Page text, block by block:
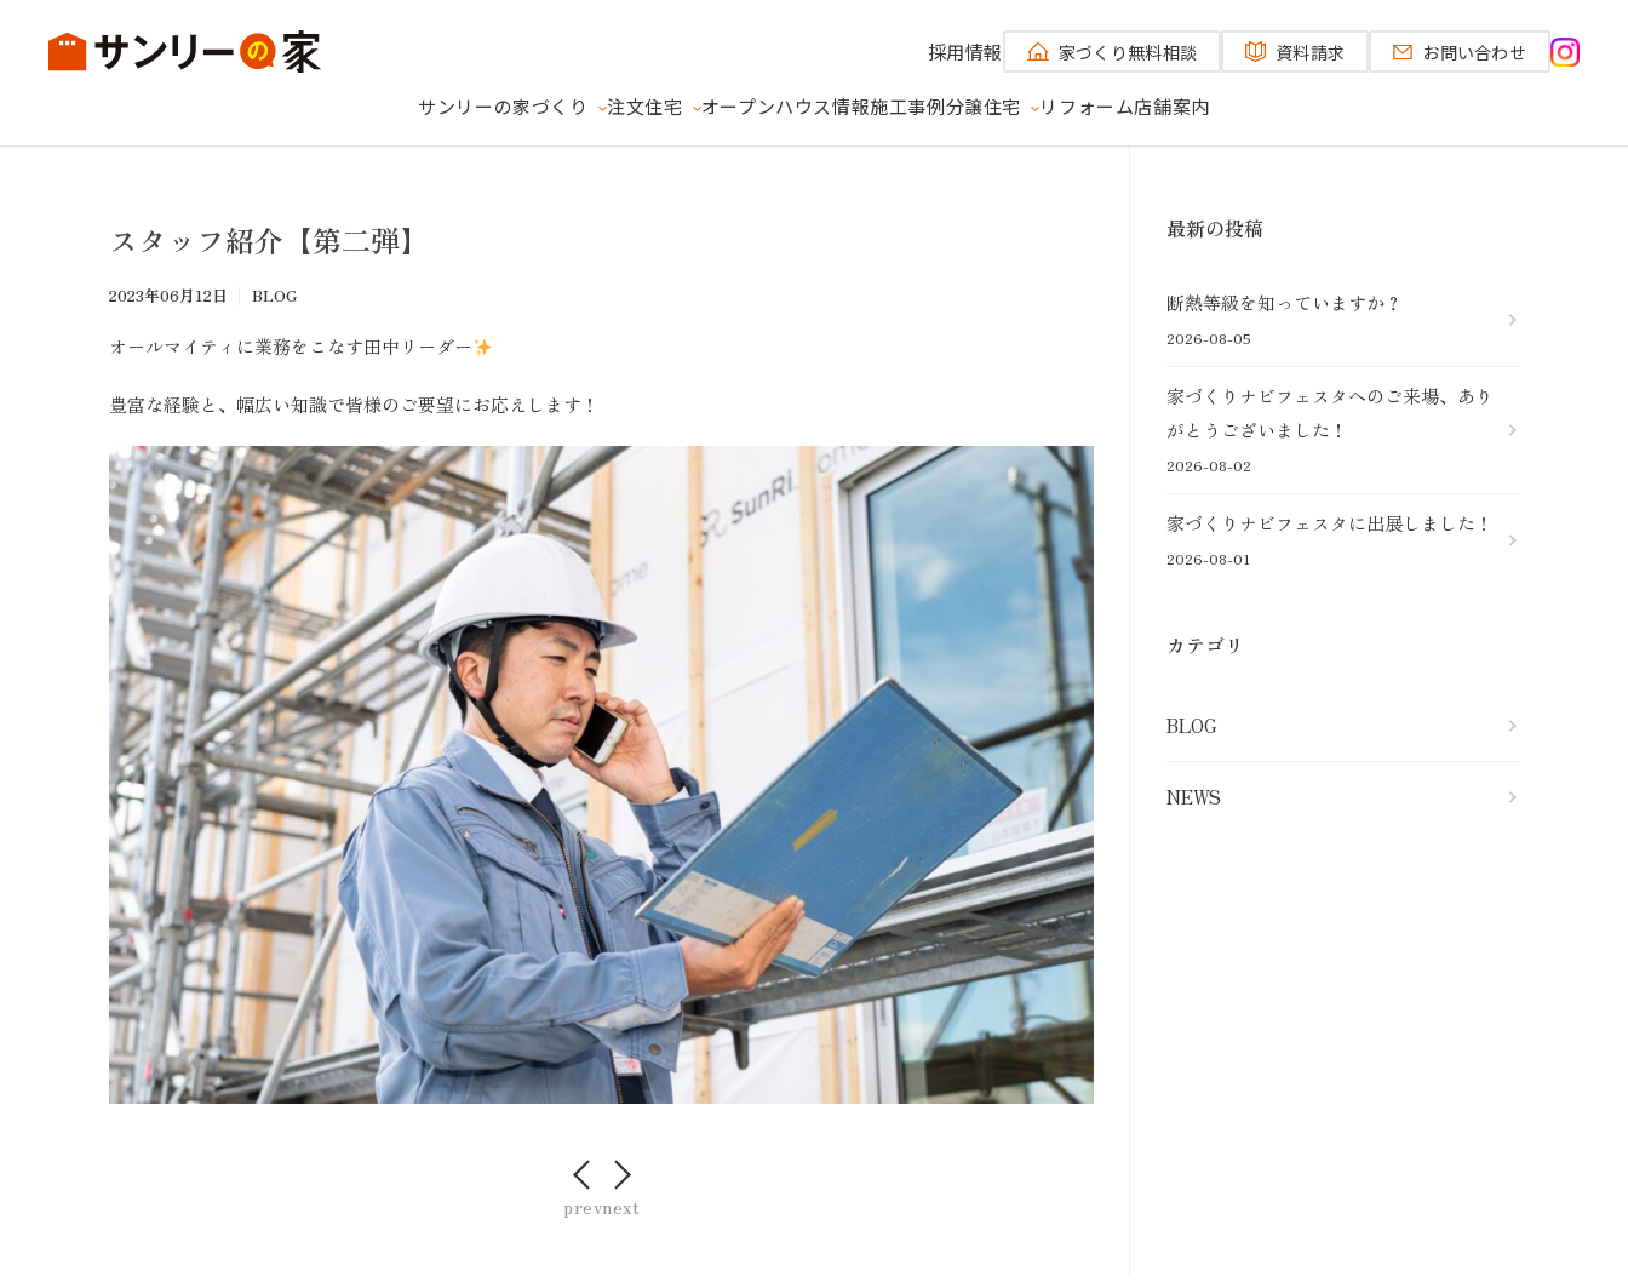
採用情報 家づくり 無料相談 資料請求 お問い合わせ
サンリーの家づくり 注文住宅
注文住宅TOP
EARTH - 地球 - SUN - 太陽 - MOON - 月 -
ETUSUS - エツサス -
JAPANDI
オープンハウス情報施工事例分譲住宅
分譲住宅TOP
UNIVERSE
- ユニバース -
ETUSUS
粋 （こだわり分譲 ）
高いコストパフォーマンスのこだわり分譲住宅
MODERN
- モダン -
NATURAL
- ナチュラル - - ビンテージ -
リフォーム店舗案内
スタッフ紹介【第二弾】
2023年06月12日 BLOG
オールマイティに業務をこなす田中リーダー
豊富な経験と、幅広い知識で皆様のご要望にお応えします！
prevnext
最新の投稿
断熱等級を知っていますか？
2026-08-05
家づくりナビフェスタへのご来場、あり
がとうございました！
2026-08-02
家づくりナビフェスタに出展しました！
2026-08-01
カテゴリ
BLOG
NEWS